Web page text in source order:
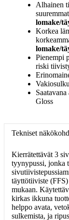
Alhainen
lomake/
Korkea
lomake/
Pienempi
riski
Gloss
Tekniset
Kierrätettävät 3
tyynypussi, jonka
täyttötiiviste
mukaan.
kirkas ikkuna
helppo avata,
sulkemista, ja